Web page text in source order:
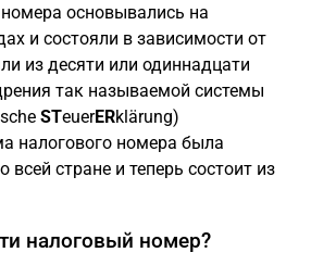
основывались на
и состояли в зависимости от
из десяти или одиннадцати
так называемой системы
STeuerERklärung)
налогового номера была
всей стране и теперь состоит из
налоговый номер?